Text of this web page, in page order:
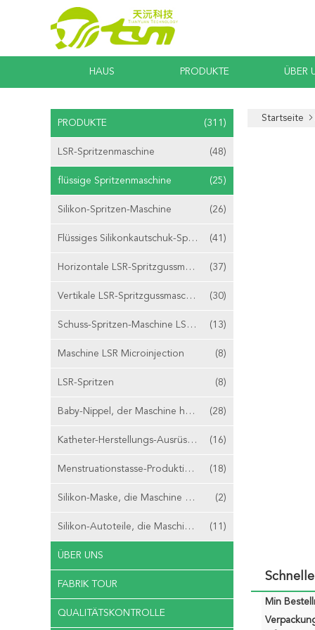
HAUS PRODUKTE ÜBER
PRODUKTE (311)
LSR-Spritzenmaschine (48)
flüssige Spritzenmaschine (25)
Silikon-Spritzen-Maschine (26)
Flüssiges Silikonkautschuk-Spritzen (41)
Horizontale LSR-Spritzgussmaschine (37)
Vertikale LSR-Spritzgussmaschine (30)
Schuss-Spritzen-Maschine LSR 2 (13)
Maschine LSR Microinjection (8)
LSR-Spritzen (8)
Baby-Nippel, der Maschine herstellt (28)
Katheter-Herstellungs-Ausrüstung (16)
Menstruationstasse-Produktionsmaschine (18)
Silikon-Maske, die Maschine herstellt (2)
Silikon-Autoteile, die Maschine herstellen (11)
ÜBER UNS
FABRIK TOUR
QUALITÄTSKONTROLLE
Startseite
Min